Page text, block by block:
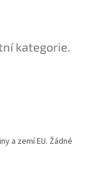
kategorie.
a zemí EU. Žádné